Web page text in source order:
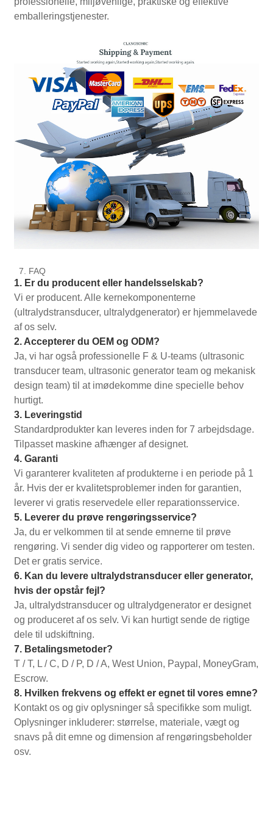
emballeringstjenester.
7. FAQ
1. Er du producent eller handelsselskab?
Vi er producent. Alle kernekomponenterne
(ultralydstransducer, ultralydgenerator) er hjemmelavede
af os selv.
2. Accepterer du OEM og ODM?
Ja, vi har også professionelle F & U-teams (ultrasonic
transducer team, ultrasonic generator team og mekanisk
design team) til at imødekomme dine specielle behov
hurtigt.
3. Leveringstid
Standardprodukter kan leveres inden for 7 arbejdsdage.
Tilpasset maskine afhænger af designet.
4. Garanti
Vi garanterer kvaliteten af ​​produkterne i en periode på 1
år. Hvis der er kvalitetsproblemer inden for garantien,
leverer vi gratis reservedele eller reparationsservice.
5. Leverer du prøve rengøringsservice?
Ja, du er velkommen til at sende emnerne til prøve
rengøring. Vi sender dig video og rapporterer om testen.
Det er gratis service.
6. Kan du levere ultralydstransducer eller generator,
hvis der opstår fejl?
Ja, ultralydstransducer og ultralydgenerator er designet
og produceret af os selv. Vi kan hurtigt sende de rigtige
dele til udskiftning.
7. Betalingsmetoder?
T / T, L / C, D / P, D / A, West Union, Paypal, MoneyGram,
Escrow.
8. Hvilken frekvens og effekt er egnet til vores emne?
Kontakt os og giv oplysninger så specifikke som muligt.
Oplysninger inkluderer: størrelse, materiale, vægt og
snavs på dit emne og dimension af rengøringsbeholder
osv.